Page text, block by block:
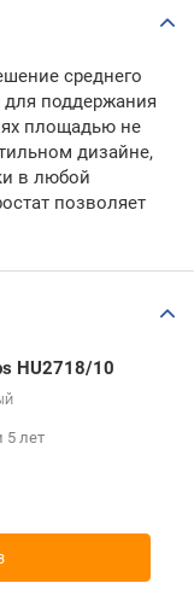
среднего
для поддержания
площадью не
дизайне,
в любой
позволяет
HU2718/10
5 лет